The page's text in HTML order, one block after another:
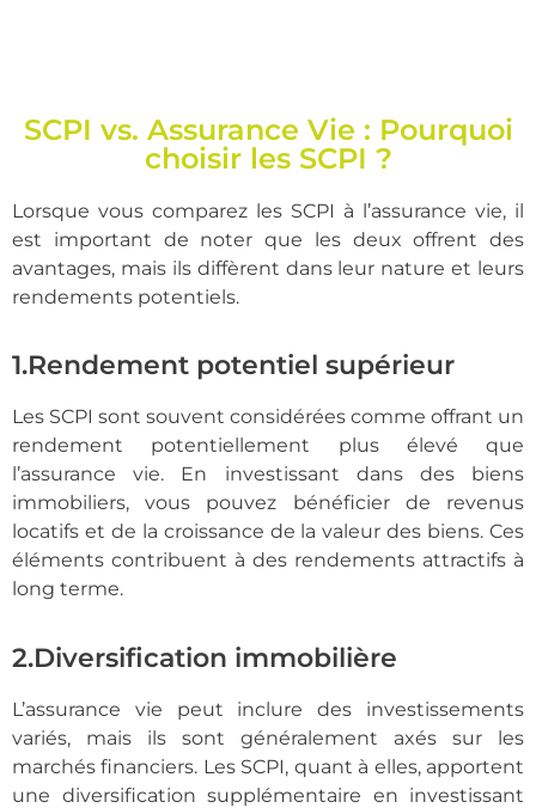
SCPI vs. Assurance Vie : Pourquoi
choisir les SCPI ?
Lorsque vous comparez les SCPI à l’assurance vie, il
est important de noter que les deux offrent des
avantages, mais ils diffèrent dans leur nature et leurs
rendements potentiels.
1.Rendement potentiel supérieur
Les SCPI sont souvent considérées comme offrant un
rendement potentiellement plus élevé que
l’assurance vie. En investissant dans des biens
immobiliers, vous pouvez bénéficier de revenus
locatifs et de la croissance de la valeur des biens. Ces
éléments contribuent à des rendements attractifs à
long terme.
2.Diversification immobilière
L’assurance vie peut inclure des investissements
variés, mais ils sont généralement axés sur les
marchés financiers. Les SCPI, quant à elles, apportent
une diversification supplémentaire en investissant